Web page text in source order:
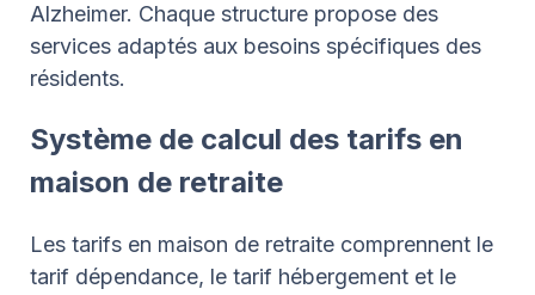
Alzheimer. Chaque structure propose des
services adaptés aux besoins spécifiques des
résidents.
Système de calcul des tarifs en
maison de retraite
Les tarifs en maison de retraite comprennent le
tarif dépendance, le tarif hébergement et le